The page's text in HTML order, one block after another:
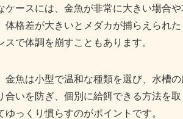
ケースには、金魚が非常に大きい場合
体格差が大きいとメダカが捕らえられ
で体調を崩すこともあります。
金魚は小型で温和な種類を選び、水槽
合いを防ぎ、個別に給餌できる方法を
っくり慣らすのがポイントです。